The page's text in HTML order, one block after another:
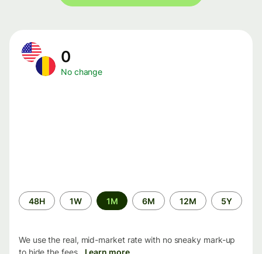
0
No change
Time
period
48H 1W 1M 6M 12M 5Y
We use the real, mid-market rate with no sneaky mark-up